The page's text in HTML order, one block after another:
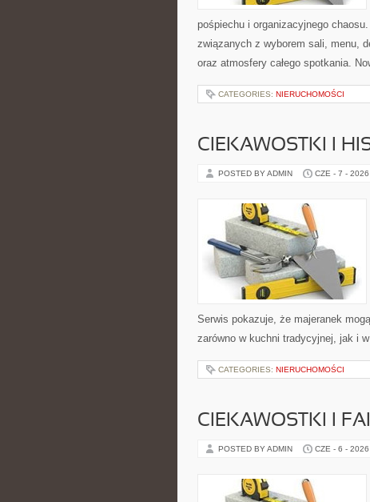
pośpiechu i organizacyjnego
związanych z wyborem sali, menu,
oraz atmosfery całego spotkania.
CATEGORIES: NIERUCHOMOŚCI
CIEKAWOSTKI I
POSTED BY ADMIN CZE - 7 - 2026
Serwis pokazuje, że majeranek
zarówno w kuchni tradycyjnej, jak i
CATEGORIES: NIERUCHOMOŚCI
CIEKAWOSTKI I
POSTED BY ADMIN CZE - 6 - 2026